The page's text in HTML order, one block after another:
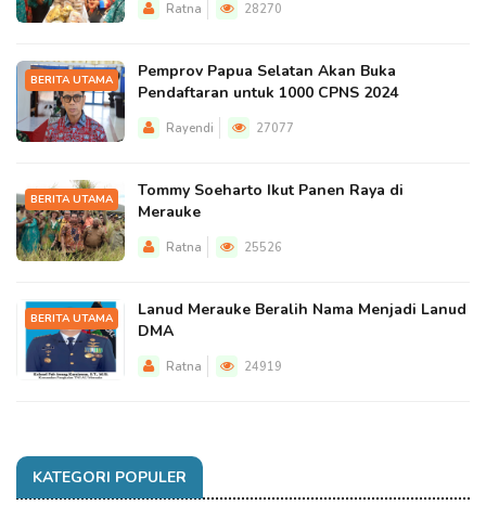
Ratna 28270
BERITA UTAMA
Pemprov Papua Selatan Akan Buka
Pendaftaran untuk 1000 CPNS 2024
Rayendi 27077
BERITA UTAMA
Tommy Soeharto Ikut Panen Raya di
Merauke
Ratna 25526
BERITA UTAMA
Lanud Merauke Beralih Nama Menjadi Lanud
DMA
Ratna 24919
KATEGORI POPULER